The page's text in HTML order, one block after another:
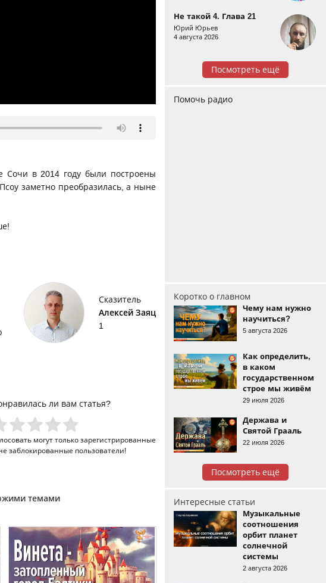
Сочи в 2014 году были построены
заметно преобразилась, а ныне
Сказитель
Алексей Заяц
1
ли вам статья?
могут толькозарегистрированные
заблокированные пользователи!
темами
Не такой 4. Глава 21
Юрий Юрьев
4 августа 2026
Посмотреть ещё
Помочь радио
Коротко о главном
Чему нам нужно
научиться?
5 августа 2026
Как определить,
в каком
государственном
строе мы живём
29 июля 2026
Держава и
Святой Грааль
22 июля 2026
Посмотреть ещё
Интересные статьи
Музыкальные
соотношения
орбит планет
солнечной
системы
2 августа 2026